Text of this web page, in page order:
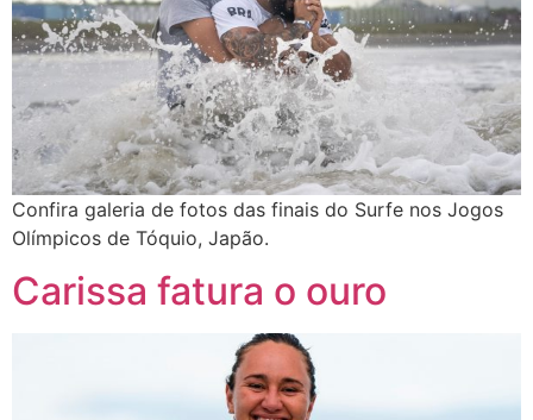
Confira galeria de fotos das finais do Surfe nos Jogos
Olímpicos de Tóquio, Japão.
Carissa fatura o ouro